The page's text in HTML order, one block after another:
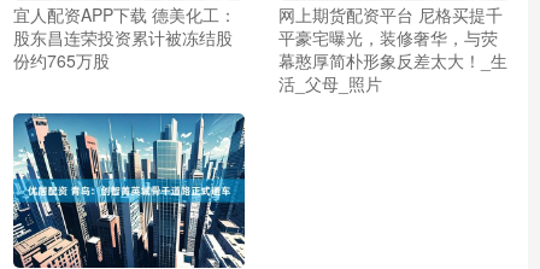
宜人配资APP下载 德美化工：
股东昌连荣投资累计被冻结股
份约765万股
网上期货配资平台 尼格买提千
平豪宅曝光，装修奢华，与荧
幕憨厚简朴形象反差太大！_生
活_父母_照片